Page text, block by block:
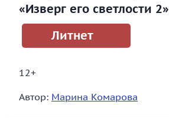
«Изверг его светлости 2»
Литнет
12+
Автор: Марина Комарова